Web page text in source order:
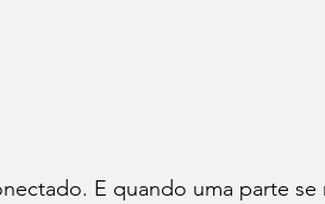
E quando uma parte